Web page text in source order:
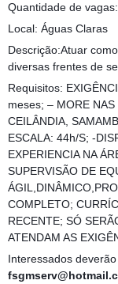
Quantidade de
Local: Águas Claras
Descrição:Atuar
diversas frentes de
Requisitos:
meses; – MORE NAS
CEILÂNDIA,
ESCALA: 44h/S; -
EXPERIENCIA NA
SUPERVISÃO DE
COMPLETO;
RECENTE; SÓ
ATENDAM AS
Interessados